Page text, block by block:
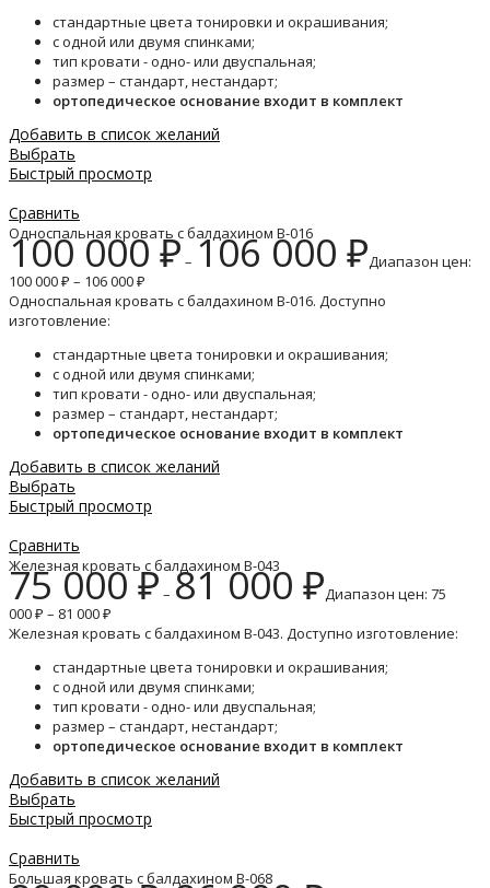
стандартные цвета тонировки и окрашивания;
с одной или двумя спинками;
тип кровати - одно- или двуспальная;
размер – стандарт, нестандарт;
ортопедическое основание входит в комплект
Добавить в список желаний
Выбрать
Быстрый просмотр
Сравнить
Односпальная кровать с балдахином B-016
100 000₽– 106 000 ₽Диапазон цен:
100 000 ₽ – 106 000 ₽
Односпальная кровать с балдахином B-016. Доступно
изготовление:
стандартные цвета тонировки и окрашивания;
с одной или двумя спинками;
тип кровати - одно- или двуспальная;
размер – стандарт, нестандарт;
ортопедическое основание входит в комплект
Добавить в список желаний
Выбрать
Быстрый просмотр
Сравнить
Железная кровать с балдахином B-043
75 000₽– 81 000 ₽Диапазон цен: 75
000 ₽ – 81 000 ₽
Железная кровать с балдахином B-043. Доступно изготовление:
стандартные цвета тонировки и окрашивания;
с одной или двумя спинками;
тип кровати - одно- или двуспальная;
размер – стандарт, нестандарт;
ортопедическое основание входит в комплект
Добавить в список желаний
Выбрать
Быстрый просмотр
Сравнить
Большая кровать с балдахином B-068